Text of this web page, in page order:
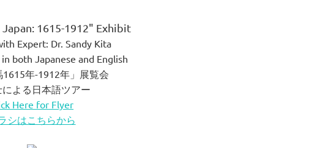
1615-1912" Exhibit
Expert: Dr. Sandy Kita
both Japanese and English
1615年-1912年」展覧会
よる日本語ツアー
Here for Flyer
シはこちらから